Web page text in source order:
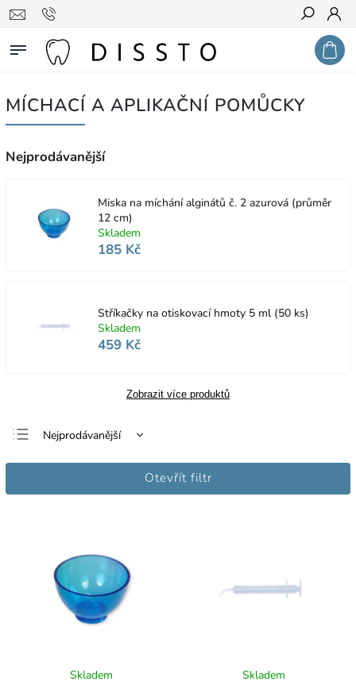
Hledat
MÍCHACÍ A APLIKAČNÍ POMŮCKY
Nejprodávanější
Miska na míchání alginátů č. 2 azurová (průměr
12 cm)
Skladem
185 Kč
Stříkačky na otiskovací hmoty 5 ml (50 ks)
Skladem
459 Kč
Zobrazit více produktů
Nejprodávanější
Nejlevnější
Otevřít filtr
Skladem Skladem